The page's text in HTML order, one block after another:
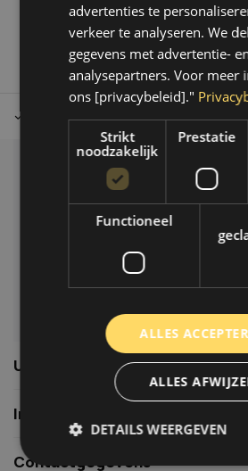
Tot 30 dagen retour sturen. Op
Klantenservice
Veelgestelde vragen
06-39119169
info@autoklusser.nl
Usefull links
Informatie
Contactgegevens
advertenties te
verkeer te analyseren. We
gegevens met advertentie-
analysepartners. Voor meer
ons [privacybeleid]."
Strikt
noodzakelijk
Prestatie
Functioneel
ALLES
ALLES
DETAILS WEERGEVEN